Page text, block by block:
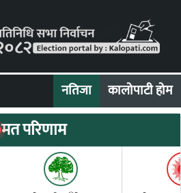
नतिजा कालोपाटी होम
मत परिणाम